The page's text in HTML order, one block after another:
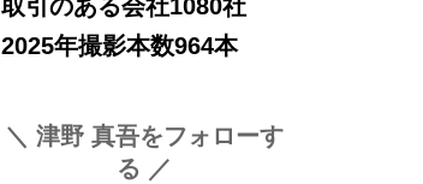
取引のある会社1080社
2025年撮影本数964本
津野 真吾をフォローす
る